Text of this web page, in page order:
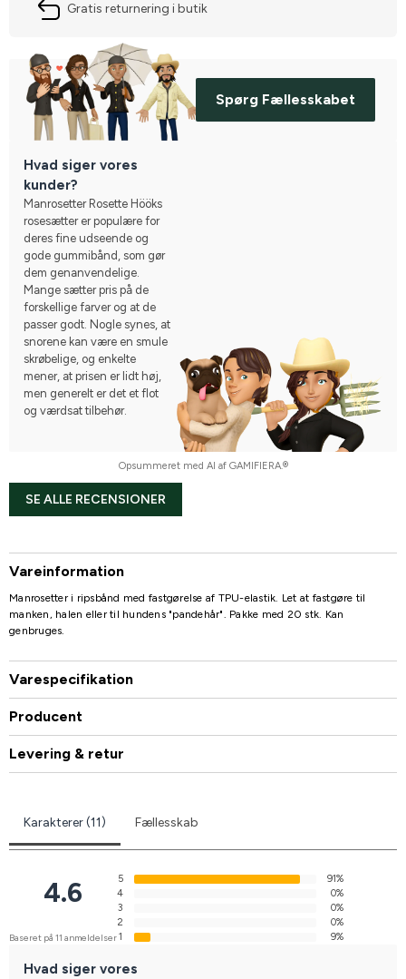
Gratis returnering i butik
Spørg Fællesskabet
Hvad siger vores
kunder?
Manrosetter Rosette Hööks
rosesætter er populære for
deres fine udseende og
gode gummibånd, som gør
dem genanvendelige.
Mange sætter pris på de
forskellige farver og at de
passer godt. Nogle synes, at
snorene kan være en smule
skrøbelige, og enkelte
mener, at prisen er lidt høj,
men generelt er det et flot
og værdsat tilbehør.
Opsummeret med AI af GAMIFIERA.®
SE ALLE RECENSIONER
Vareinformation
Manrosetter i ripsbånd med fastgørelse af TPU-elastik. Let at fastgøre til
manken, halen eller til hundens "pandehår". Pakke med 20 stk. Kan
genbruges.
Varespecifikation
Producent
Levering & retur
Karakterer (11) Fællesskab
4.6
Baseret på 11 anmeldelser
5
91%
4
0%
3
0%
2
0%
1
9%
Hvad siger vores